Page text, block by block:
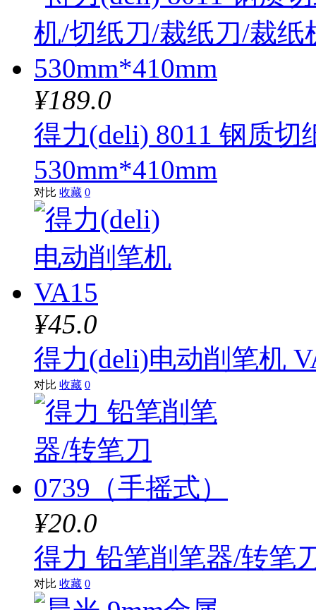
¥189.0
得力(deli) 8011 钢质
530mm*410mm
对比 收藏 0
¥45.0
得力(deli)电动削笔机
对比 收藏 0
¥20.0
得力 铅笔削笔器/转笔
对比 收藏 0